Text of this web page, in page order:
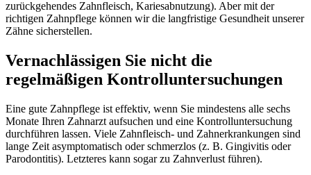
zurückgehendes Zahnfleisch, Kariesabnutzung). Aber mit der
richtigen Zahnpflege können wir die langfristige Gesundheit unserer
Zähne sicherstellen.
Vernachlässigen Sie nicht die
regelmäßigen Kontrolluntersuchungen
Eine gute Zahnpflege ist effektiv, wenn Sie mindestens alle sechs
Monate Ihren Zahnarzt aufsuchen und eine Kontrolluntersuchung
durchführen lassen. Viele Zahnfleisch- und Zahnerkrankungen sind
lange Zeit asymptomatisch oder schmerzlos (z. B. Gingivitis oder
Parodontitis). Letzteres kann sogar zu Zahnverlust führen).